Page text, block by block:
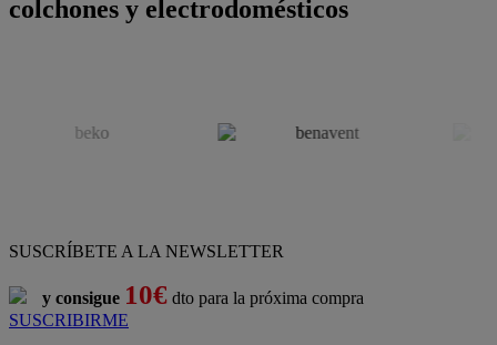
colchones y electrodomésticos
SUSCRÍBETE A LA NEWSLETTER
y consigue 10€ dto para la próxima compra
SUSCRIBIRME